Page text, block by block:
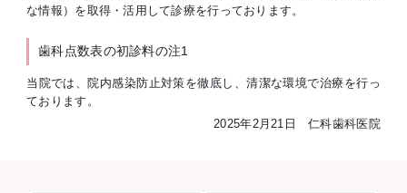
な情報）を取得・活用して診療を行っております。
歯科点数表の初診料の注1
当院では、院内感染防止対策を徹底し、清潔な環境で治療を行っ
ております。
2025年2月21日 仁科歯科医院